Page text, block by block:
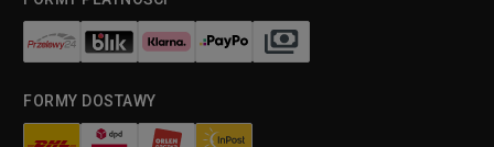
FORMY DOSTAWY